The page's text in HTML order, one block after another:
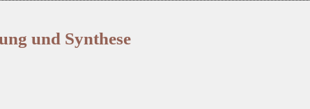
und Synthese